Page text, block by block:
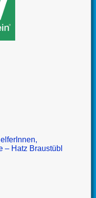
– Hatz Braustübl